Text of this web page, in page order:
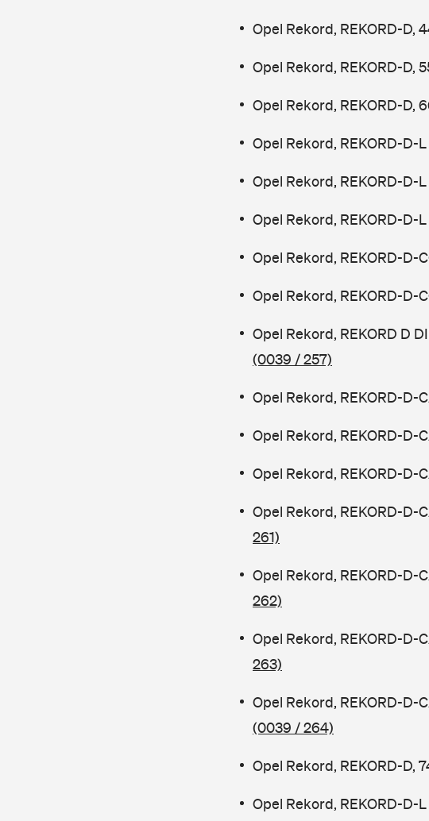
Opel Rekord, REKORD-D,
Opel Rekord, REKORD-D,
Opel Rekord, REKORD-D,
Opel Rekord, REKORD-D-
Opel Rekord, REKORD-D-
Opel Rekord, REKORD-D-
Opel Rekord, REKORD-D-
Opel Rekord, REKORD-D-
Opel Rekord, REKORD D
(0039 / 257)
Opel Rekord, REKORD-D-
Opel Rekord, REKORD-D-
Opel Rekord, REKORD-D-
Opel Rekord, REKORD-D-
261)
Opel Rekord, REKORD-D-
262)
Opel Rekord, REKORD-D-
263)
Opel Rekord, REKORD-D-
(0039 / 264)
Opel Rekord, REKORD-D,
Opel Rekord, REKORD-D-